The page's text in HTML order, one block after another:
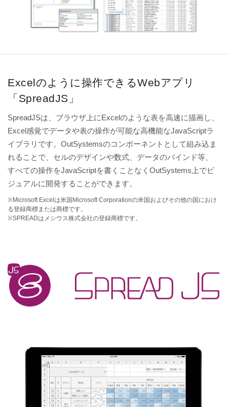
Excelのように操作できるWebアプリ
「SpreadJS」
SpreadJSは、ブラウザ上にExcelのような表を高速に描画し、
Excel感覚でデータや表の操作が可能な高機能なJavaScriptラ
イブラリです。OutSystemsのコンポーネントとして組み込ま
れることで、セルのデザインや数式、データのバインド等、
すべての操作をJavaScriptを書くことなくOutSystems上でビ
ジュアルに開発することができます。
※Microsoft Excelは米国Microsoft Corporationの米国およびその他の国におけ
る登録商標または商標です。
※SPREADはメシウス株式会社の登録商標です。